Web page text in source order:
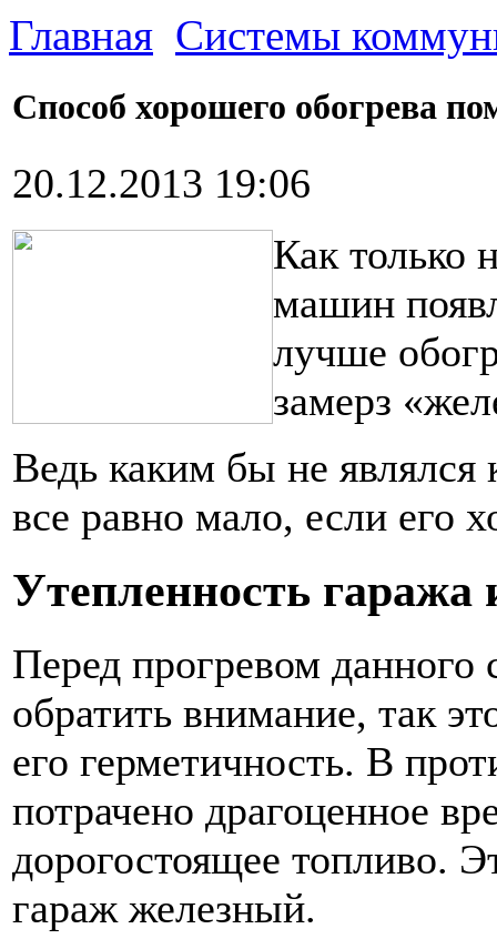
Главная Системы
Способ хорошего обогрева
20.12.2013 19:06
Как только
машин
лучше
замерз
Ведь каким бы не являлся
все равно мало, если его
Утепленность гаража
Перед прогревом
обратить внимание, так
его герметичность. В
потрачено драгоценное
дорогостоящее топливо.
гараж железный.